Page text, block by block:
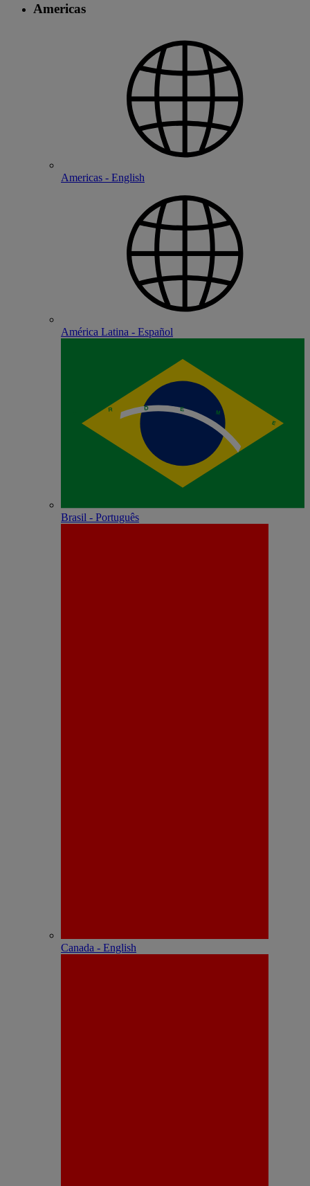
Americas
Americas - English
América Latina - Español
Brasil - Português
Canada - English